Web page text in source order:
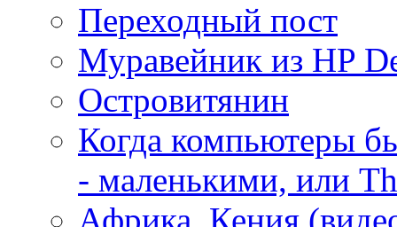
Переходный пост
Муравейник из HP
Островитянин
Когда компьютеры
- маленькими, или